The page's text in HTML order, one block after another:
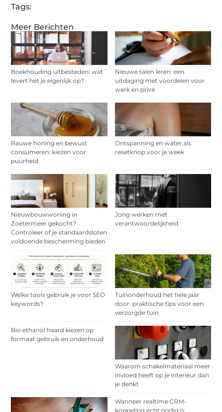
Meer Berichten
Boekhouding uitbesteden: wat
levert het je eigenlijk op?
Nieuwe talen leren: een
uitdaging met voordelen voor
werk en privé
Rauwe honing en bewust
consumeren: kiezen voor
puurheid
Ontspanning en water als
resetknop voor je week
Nieuwbouwwoning in
Zoetermeer gekocht?
Controleer of je standaardsloten
voldoende bescherming bieden
Jong werken met
verantwoordelijkheid
Welke tools gebruik je voor SEO
keywords?
Tuinonderhoud het hele jaar
door: praktische tips voor een
verzorgde tuin
Bio ethanol haard kiezen op
formaat gebruik en onderhoud
Waarom schakelmateriaal meer
invloed heeft op je interieur dan
je denkt
Wanneer realtime CRM-
koppeling echt nodig is
Tags: